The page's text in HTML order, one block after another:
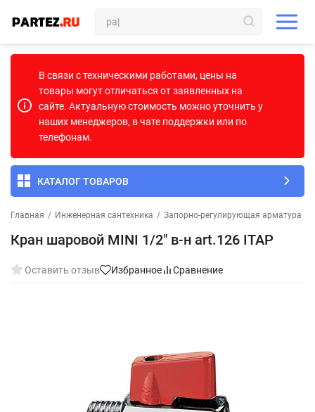
В связи с техническими работами, цены на
товары могут отличаться от заявленных на
сайте. Актуальную стоимость можно уточнить у
наших менеджеров, в чате поддержки или по
телефонам.
КАТАЛОГ ТОВАРОВ
Главная / Инженерная сантехника / Запорно-регулирующая арматура
Кран шаровой MINI 1/2" в-н art.126 ITAP
Оставить отзыв Избранное Сравнение